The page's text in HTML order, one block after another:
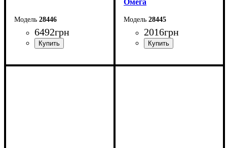
28446
6492грн
Ширина: 83,4 см
28445
2016грн
Ширина: 120,2 см